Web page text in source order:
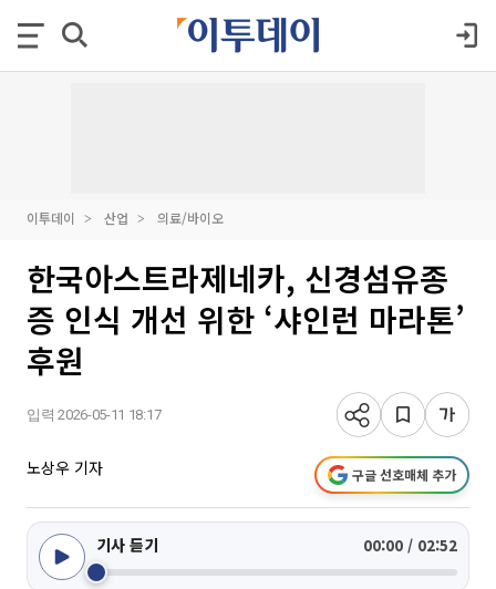
이투데이 산업 의료/바이오
한국아스트라제네카, 신경섬유종
증 인식 개선 위한 ‘샤인런 마라톤’
후원
입력 2026-05-11 18:17
노상우 기자 구글 선호매체 추가
기사 듣기 00:00 / 02:52